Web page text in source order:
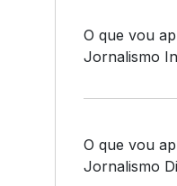
O que vou
Jornalismo
O que vou
Jornalismo